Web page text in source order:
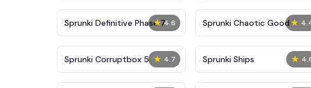
★ 4.6
Sprunki Definitive Phase 7 ★
Sprunki Chaotic Good
★ 4.7
Sprunki Corruptbox 5 ★
Sprunki Ships